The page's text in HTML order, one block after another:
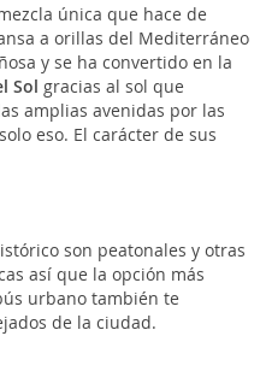
única que hace de
a orillas del Mediterráneo
y se ha convertido en la
Sol gracias al sol que
amplias avenidas por las
eso. El carácter de sus
son peatonales y otras
así que la opción más
urbano también te
de la ciudad.